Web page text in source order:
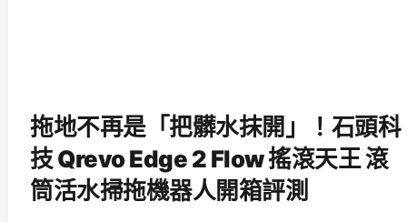
拖地不再是「把髒水抹開」！石頭科
技 Qrevo Edge 2 Flow 搖滾天王 滾
筒活水掃拖機器人開箱評測